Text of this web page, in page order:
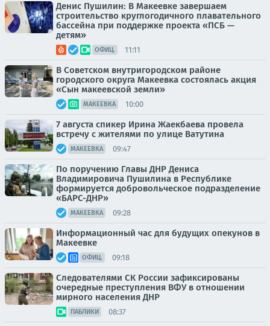
Денис Пушилин: В Макеевке завершаем
строительство круглогодичного плавательного
бассейна при поддержке проекта «ПСБ —
детям»
ОФИЦ. 11:11
В Советском внутригородском районе
городского округа Макеевка состоялась акция
«Сын макеевской земли»
МАКЕЕВКА 10:00
7 августа спикер Ирина Жаекбаева провела
встречу с жителями по улице Ватутина
МАКЕЕВКА 09:47
По поручению Главы ДНР Дениса
Владимировича Пушилина в Республике
формируется добровольческое подразделение
«БАРС-ДНР»
МАКЕЕВКА 09:28
Информационный час для будущих опекунов в
Макеевке
ОФИЦ. 09:18
Следователями СК России зафиксированы
очередные преступления ВФУ в отношении
мирного населения ДНР
ПАБЛИКИ 08:37